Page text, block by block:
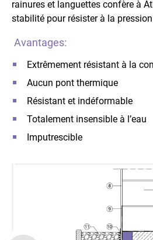
rainures et languettes confère à
stabilité pour résister à la
Avantages:
Extrêmement résistant à la
Aucun pont thermique
Résistant et indéformable
Totalement insensible à l’eau
Imputrescible